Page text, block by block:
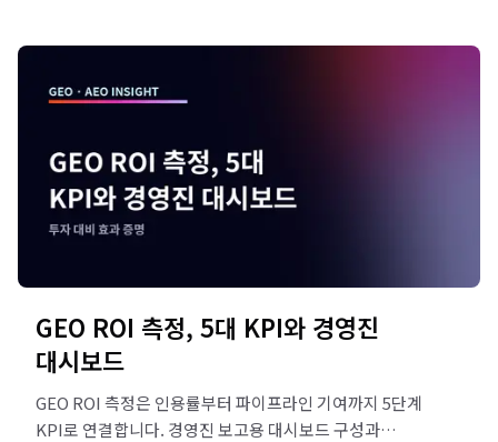
GEO ROI 측정, 5대 KPI와 경영진
대시보드
GEO ROI 측정은 인용률부터 파이프라인 기여까지 5단계
KPI로 연결합니다. 경영진 보고용 대시보드 구성과